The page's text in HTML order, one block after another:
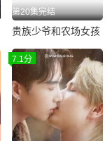
第20集完结
贵族少爷和农场女孩
7.1分